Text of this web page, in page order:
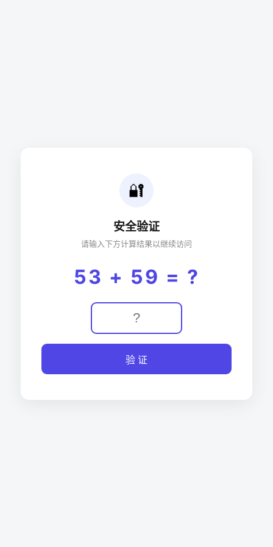
🔐
安全验证
请输入下方计算结果以继续访问
53 + 59 = ?
验 证